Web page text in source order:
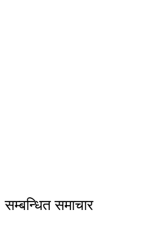
सम्बन्धित समाचार